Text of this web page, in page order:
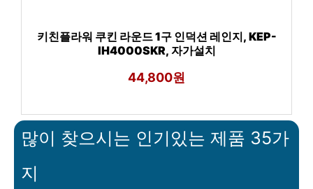
키친플라워 쿠킨 라운드 1구 인덕션 레인지, KEP-
IH4000SKR, 자가설치
44,800원
많이 찾으시는 인기있는 제품 35가
지